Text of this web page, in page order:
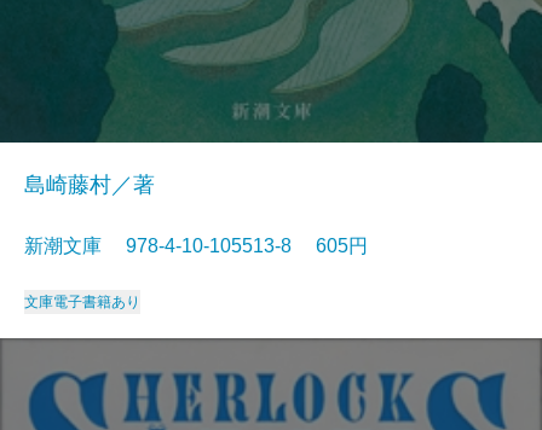
島崎藤村／著
新潮文庫 978-4-10-105513-8 605円
文庫電子書籍あり